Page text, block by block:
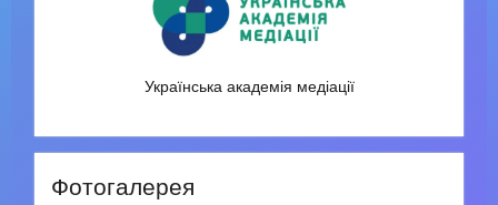
Українська академія медіації
Фотогалерея